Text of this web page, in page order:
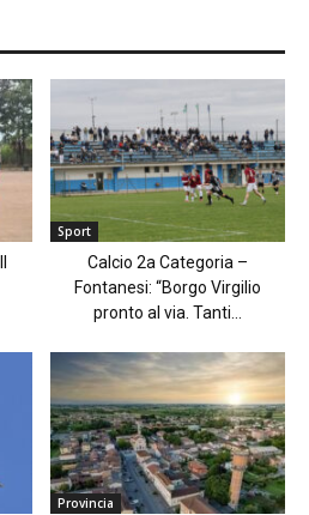
Sport
Calcio 2a Categoria –
Fontanesi: “Borgo Virgilio
pronto al via. Tanti...
Provincia